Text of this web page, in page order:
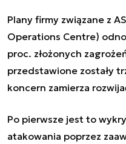
Plany firmy związane z
Operations Centre)
proc. złożonych
przedstawione zostały
koncern zamierza
Po pierwsze jest to
atakowania poprzez